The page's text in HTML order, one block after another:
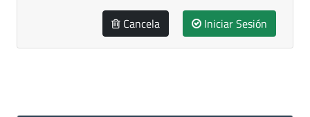
Cancela Iniciar Sesión